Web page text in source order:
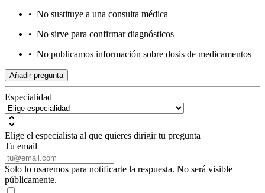
• No sustituye a una consulta médica
• No sirve para confirmar diagnósticos
• No publicamos información sobre dosis de medicamentos
Añadir pregunta
Especialidad
Elige el especialista al que quieres dirigir tu pregunta
Tu email
Solo lo usaremos para notificarte la respuesta. No será visible
públicamente.